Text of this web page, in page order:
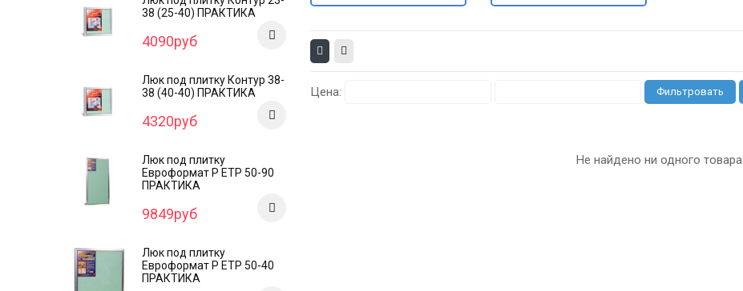
Цена: Фильтровать
Не найдено ни одного товара
38 (25-40) ПРАКТИКА
4090руб
Люк под плитку Контур 38-
38 (40-40) ПРАКТИКА
4320руб
Люк под плитку
Евроформат Р ЕТР 50-90
ПРАКТИКА
9849руб
Люк под плитку
Евроформат Р ЕТР 50-40
ПРАКТИКА